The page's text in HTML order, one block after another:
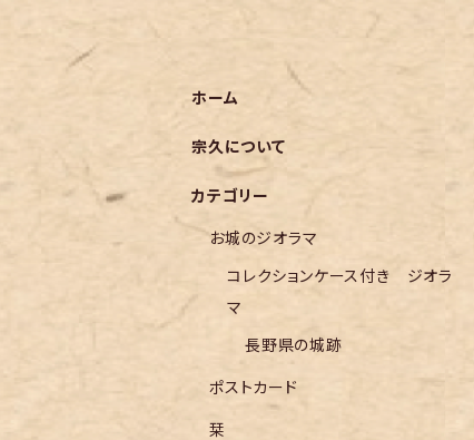
ホーム
宗久について
カテゴリー
お城のジオラマ
コレクションケース付き ジオラ
マ
長野県の城跡
ポストカード
栞